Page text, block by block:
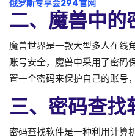
俄罗斯专享会294官网
二、魔兽中的
魔兽世界是一款大型多人在线
账号安全，魔兽中采用了密码
置一个密码来保护自己的账号
三、密码查找
密码查找软件是一种利用计算